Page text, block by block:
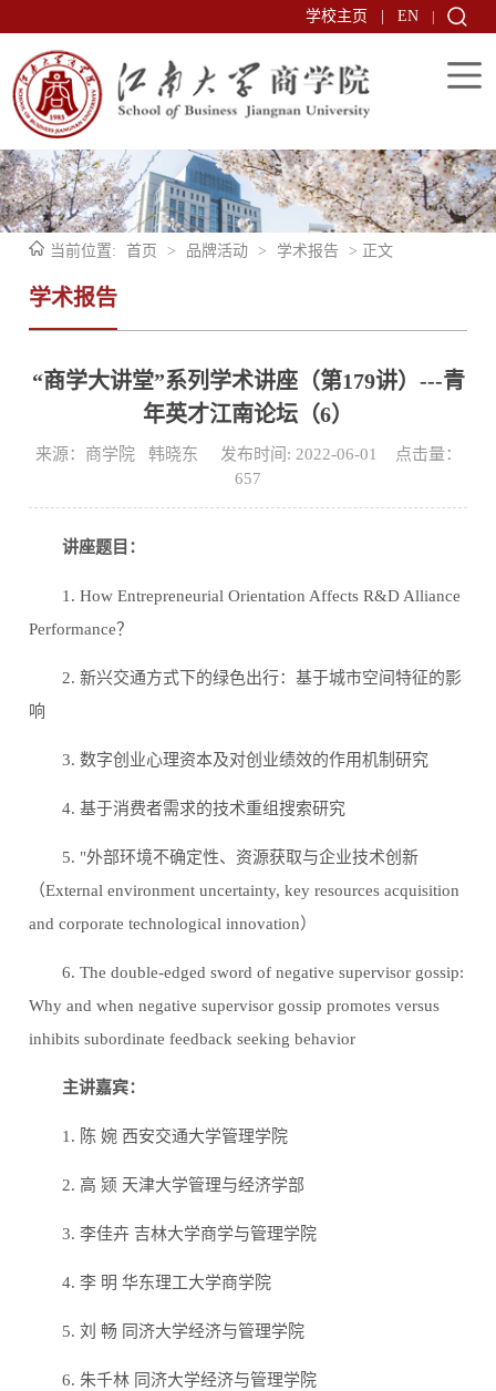
学校主页 EN
当前位置: 首页 > 品牌活动 > 学术报告 > 正文
学术报告
“商学大讲堂”系列学术讲座（第179讲）---青
年英才江南论坛（6）
来源：商学院 韩晓东 发布时间: 2022-06-01 点击量：
657
讲座题目：
1. How Entrepreneurial Orientation Affects R&D Alliance
Performance？
2.新兴交通方式下的绿色出行：基于城市空间特征的影
响
3.数字创业心理资本及对创业绩效的作用机制研究
4.基于消费者需求的技术重组搜索研究
5. "外部环境不确定性、资源获取与企业技术创新
（External environment uncertainty, key resources acquisition
and corporate technological innovation）
6. The double-edged sword of negative supervisor gossip:
Why and when negative supervisor gossip promotes versus
inhibits subordinate feedback seeking behavior
主讲嘉宾：
1. 陈 婉 西安交通大学管理学院
2. 高 颎 天津大学管理与经济学部
3.李佳卉 吉林大学商学与管理学院
4.李 明 华东理工大学商学院
5.刘 畅 同济大学经济与管理学院
6. 朱千林 同济大学经济与管理学院